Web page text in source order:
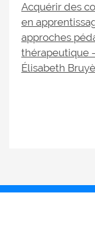
Acquérir des
en
approches
thérapeutique
Élisabeth